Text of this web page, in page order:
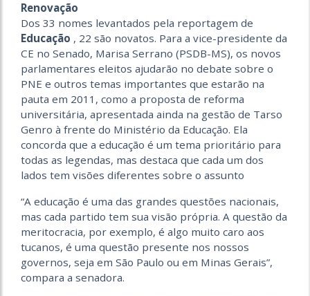
Renovação
Dos 33 nomes levantados pela reportagem de
Educação , 22 são novatos. Para a vice-presidente da
CE no Senado, Marisa Serrano (PSDB-MS), os novos
parlamentares eleitos ajudarão no debate sobre o
PNE e outros temas importantes que estarão na
pauta em 2011, como a proposta de reforma
universitária, apresentada ainda na gestão de Tarso
Genro à frente do Ministério da Educação. Ela
concorda que a educação é um tema prioritário para
todas as legendas, mas destaca que cada um dos
lados tem visões diferentes sobre o assunto
“A educação é uma das grandes questões nacionais,
mas cada partido tem sua visão própria. A questão da
meritocracia, por exemplo, é algo muito caro aos
tucanos, é uma questão presente nos nossos
governos, seja em São Paulo ou em Minas Gerais”,
compara a senadora.